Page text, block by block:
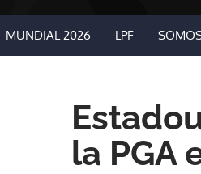
MUNDIAL 2026 LPF
la PGA